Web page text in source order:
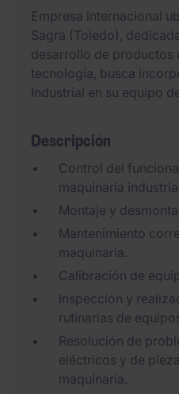
Empresa internacional
Sagra (Toledo),
desarrollo de productos
tecnología, busca
Industrial en su equipo
Descripción
Control del
maquinaria
Montaje y
Mantenimiento
maquinaria.
Calibración de
Inspección y
rutinarias de
Resolución de
eléctricos y de
maquinaria.